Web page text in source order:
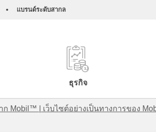
• แบรนด์ระดับสากล
ธุรกิจ
| เว็บไซต์อย่างเป็นทางการของ